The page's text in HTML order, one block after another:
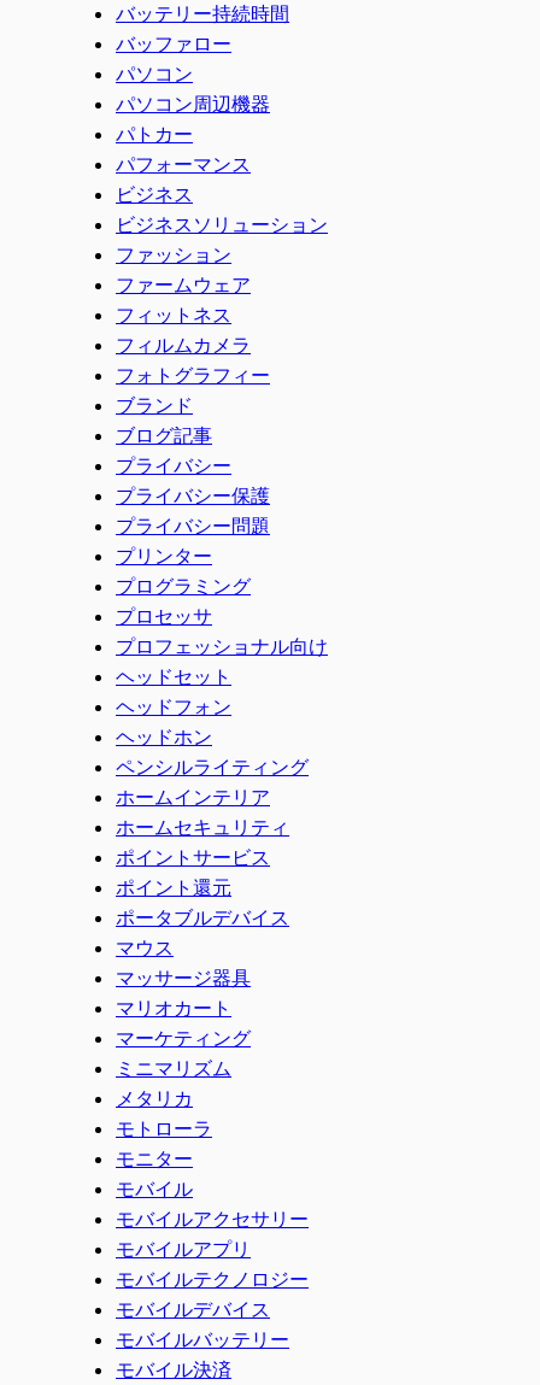
バッテリー持続時間
バッファロー
パソコン
パソコン周辺機器
パトカー
パフォーマンス
ビジネス
ビジネスソリューション
ファッション
ファームウェア
フィットネス
フィルムカメラ
フォトグラフィー
ブランド
ブログ記事
プライバシー
プライバシー保護
プライバシー問題
プリンター
プログラミング
プロセッサ
プロフェッショナル向け
ヘッドセット
ヘッドフォン
ヘッドホン
ペンシルライティング
ホームインテリア
ホームセキュリティ
ポイントサービス
ポイント還元
ポータブルデバイス
マウス
マッサージ器具
マリオカート
マーケティング
ミニマリズム
メタリカ
モトローラ
モニター
モバイル
モバイルアクセサリー
モバイルアプリ
モバイルテクノロジー
モバイルデバイス
モバイルバッテリー
モバイル決済